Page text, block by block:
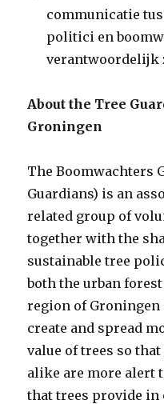
communicatie
politici en
verantwoordelijk
About the Tree
Groningen
The Boomwachters
Guardians) is an
related group of
together with the
sustainable tree
both the urban
region of Groningen
create and spread
value of trees so
alike are more alert
that trees provide in